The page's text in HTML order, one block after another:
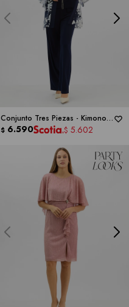
Conjunto Tres Piezas - Kimono
Bordado -RM RICHARDS
$ 6.590 $ 5.602